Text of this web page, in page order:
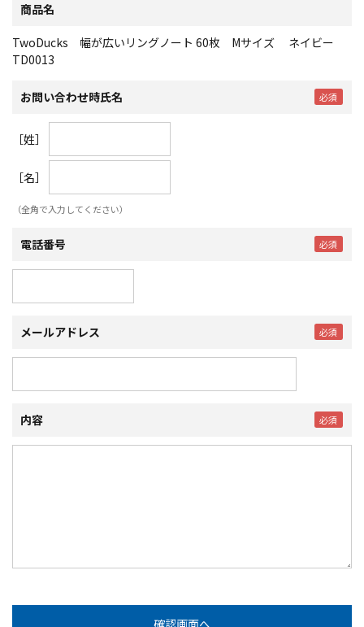
商品名
TwoDucks 幅が広いリングノート 60枚 Mサイズ ネイビー
TD0013
お問い合わせ時氏名
［姓］
［名］
（全角で入力してください）
電話番号
メールアドレス
内容